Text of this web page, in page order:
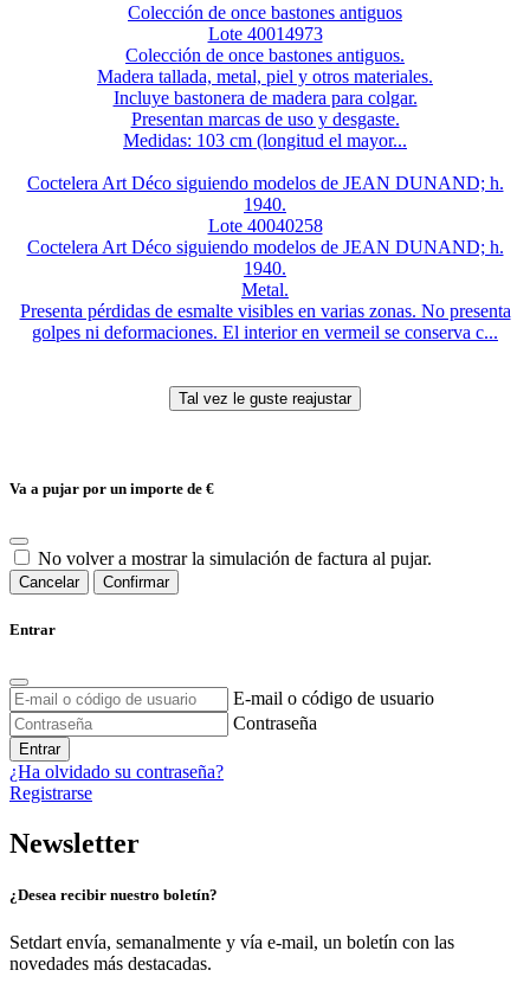
Colección de once bastones antiguos
Lote 40014973
Colección de once bastones antiguos.
Madera tallada, metal, piel y otros materiales.
Incluye bastonera de madera para colgar.
Presentan marcas de uso y desgaste.
Medidas: 103 cm (longitud el mayor...
Coctelera Art Déco siguiendo modelos de JEAN DUNAND; h.
1940.
Lote 40040258
Coctelera Art Déco siguiendo modelos de JEAN DUNAND; h.
1940.
Metal.
Presenta pérdidas de esmalte visibles en varias zonas. No presenta
golpes ni deformaciones. El interior en vermeil se conserva c...
Va a pujar por un importe de €
No volver a mostrar la simulación de factura al pujar.
Cancelar Confirmar
Entrar
E-mail o código de usuario
Contraseña
Entrar
¿Ha olvidado su contraseña?
Registrarse
Newsletter
¿Desea recibir nuestro boletín?
Setdart envía, semanalmente y vía e-mail, un boletín con las
novedades más destacadas.